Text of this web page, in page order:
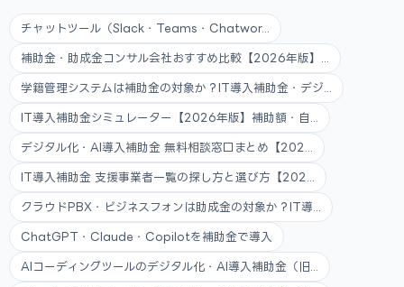
チャットツール（Slack・Teams・Chatwor...
補助金・助成金コンサル会社おすすめ比較【2026年版】...
学籍管理システムは補助金の対象か？IT導入補助金・デジ...
IT導入補助金シミュレーター【2026年版】補助額・自...
デジタル化・AI導入補助金 無料相談窓口まとめ【202...
IT導入補助金 支援事業者一覧の探し方と選び方【202...
クラウドPBX・ビジネスフォンは助成金の対象か？IT導...
ChatGPT・Claude・Copilotを補助金で導入
AIコーディングツールのデジタル化・AI導入補助金（旧...